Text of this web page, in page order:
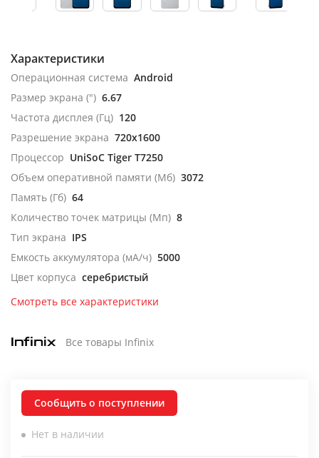
Характеристики
Операционная система Android
Размер экрана (") 6.67
Частота дисплея (Гц) 120
Разрешение экрана 720x1600
Процессор UniSoC Tiger T7250
Объем оперативной памяти (Мб) 3072
Память (Гб) 64
Количество точек матрицы (Мп) 8
Тип экрана IPS
Емкость аккумулятора (мА/ч) 5000
Цвет корпуса серебристый
Смотреть все характеристики
Все товары Infinix
Сообщить о поступлении
Нет в наличии